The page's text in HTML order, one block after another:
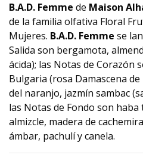
B.A.D. Femme de Maison
de la familia olfativa Floral
Mujeres. B.A.D. Femme se
Salida son bergamota,
ácida); las Notas de Corazón
Bulgaria (rosa Damascena
del naranjo, jazmín sambac
las Notas de Fondo son haba
almizcle, madera de
ámbar, pachulí y canela.